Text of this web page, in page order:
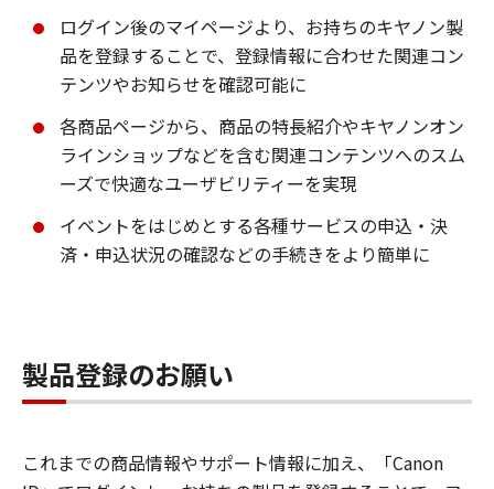
ログイン後のマイページより、お持ちのキヤノン製
品を登録することで、登録情報に合わせた関連コン
テンツやお知らせを確認可能に
各商品ページから、商品の特長紹介やキヤノンオン
ラインショップなどを含む関連コンテンツへのスム
ーズで快適なユーザビリティーを実現
イベントをはじめとする各種サービスの申込・決
済・申込状況の確認などの手続きをより簡単に
製品登録のお願い
これまでの商品情報やサポート情報に加え、「Canon